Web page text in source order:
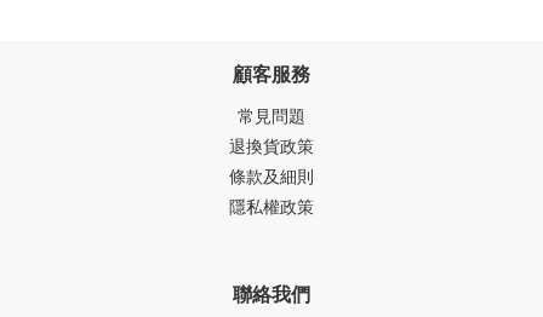
顧客服務
常見問題
退換貨政策
條款及細則
隱私權政策
聯絡我們